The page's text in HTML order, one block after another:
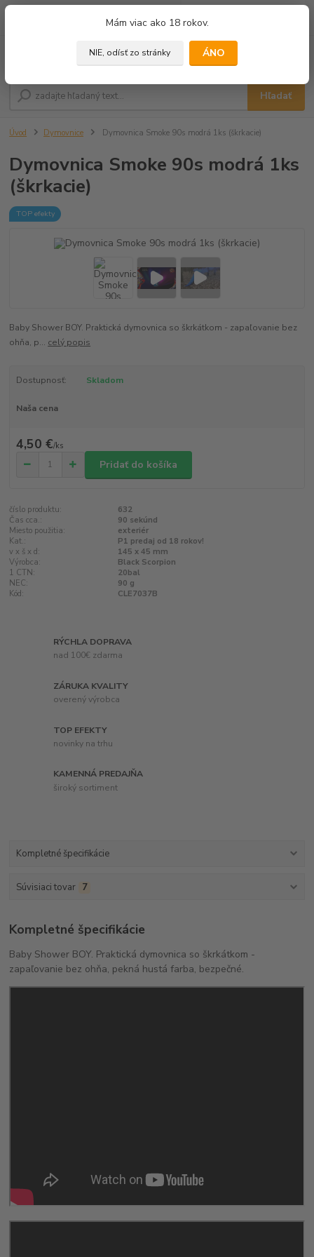
Mám viac ako 18 rokov.
NIE, odísť zo stránky ÁNO
Hľadať
Úvod Dymovnice Dymovnica Smoke 90s modrá 1ks (škrkacie)
Dymovnica Smoke 90s modrá 1ks
(škrkacie)
TOP efekty
Baby Shower BOY. Praktická dymovnica so škrkátkom - zapaľovanie bez
ohňa, p... celý popis
Dostupnosť: Skladom
Naša cena
4,50 €/ks
Pridať do košíka
číslo produktu:
632
Čas cca.:
90 sekúnd
Miesto použitia:
exteriér
Kat.:
P1 predaj od 18 rokov!
v x š x d:
145 x 45 mm
Výrobca:
Black Scorpion
1 CTN:
20bal
NEC:
90 g
Kód:
CLE7037B
RÝCHLA DOPRAVA
nad 100€ zdarma
ZÁRUKA KVALITY
overený výrobca
TOP EFEKTY
novinky na trhu
KAMENNÁ PREDAJŇA
široký sortiment
Kompletné špecifikácie
Súvisiaci tovar 7
Kompletné špecifikácie
Baby Shower BOY. Praktická dymovnica so škrkátkom -
zapaľovanie bez ohňa, pekná hustá farba, bezpečné.